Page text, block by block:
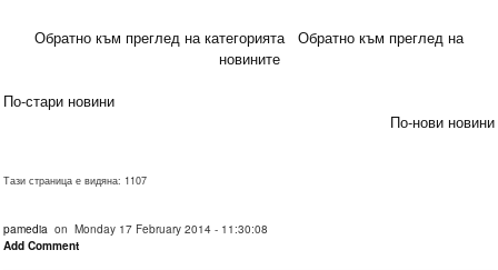
Обратно към преглед на категорията
Обратно към преглед на
новините
По-стари новини
По-нови новини
Тази страница е видяна: 1107
pamedia on Monday 17 February 2014 - 11:30:08
Add Comment